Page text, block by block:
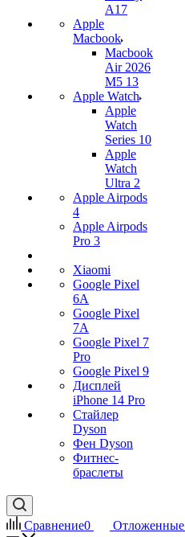
A17
Apple
Macbook
Macbook
Air 2026
M5 13
Apple Watch
Apple
Watch
Series 10
Apple
Watch
Ultra 2
Apple Airpods
4
Apple Airpods
Pro 3
Xiaomi
Google Pixel
6A
Google Pixel
7А
Google Pixel 7
Pro
Google Pixel 9
Дисплей
iPhone 14 Pro
Стайлер
Dyson
Фен Dyson
Фитнес-
браслеты
Сравнение0 Отложенные